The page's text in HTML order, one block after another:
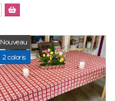
Nouveau
2 coloris